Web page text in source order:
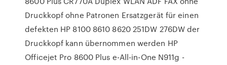
Druckkopf ohne Patronen Ersatzgerät für einen
defekten HP 8100 8610 8620 251DW 276DW der
Druckkopf kann übernommen werden HP
Officejet Pro 8600 Plus e-All-in-One N911g -